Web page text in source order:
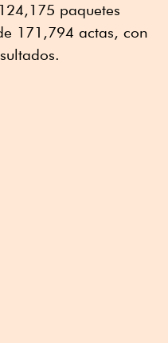
paquetes
171,794 actas, con